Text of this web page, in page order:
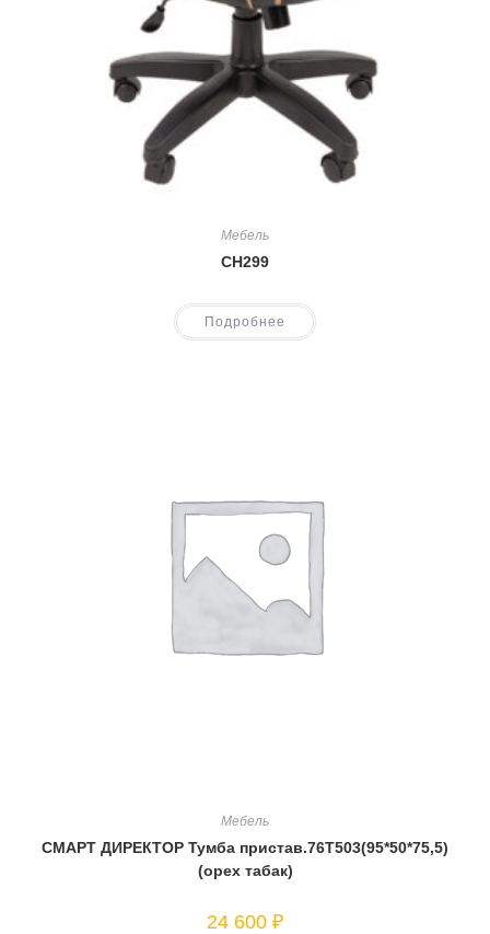
Мебель
CH299
Подробнее
Мебель
СМАРТ ДИРЕКТОР Тумба пристав.76Т503(95*50*75,5)
(орех табак)
24 600 ₽